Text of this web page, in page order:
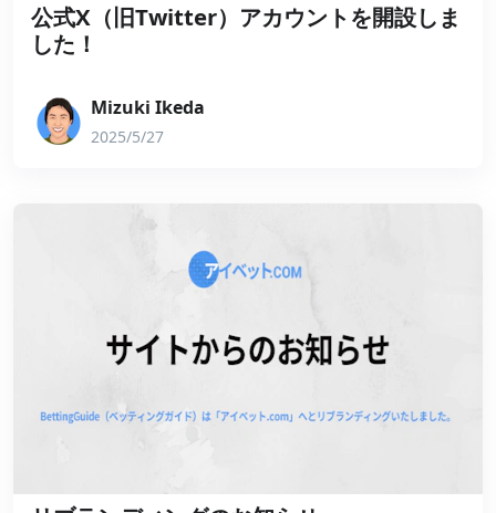
公式X（旧Twitter）アカウントを開設しま
した！
Mizuki Ikeda
2025/5/27